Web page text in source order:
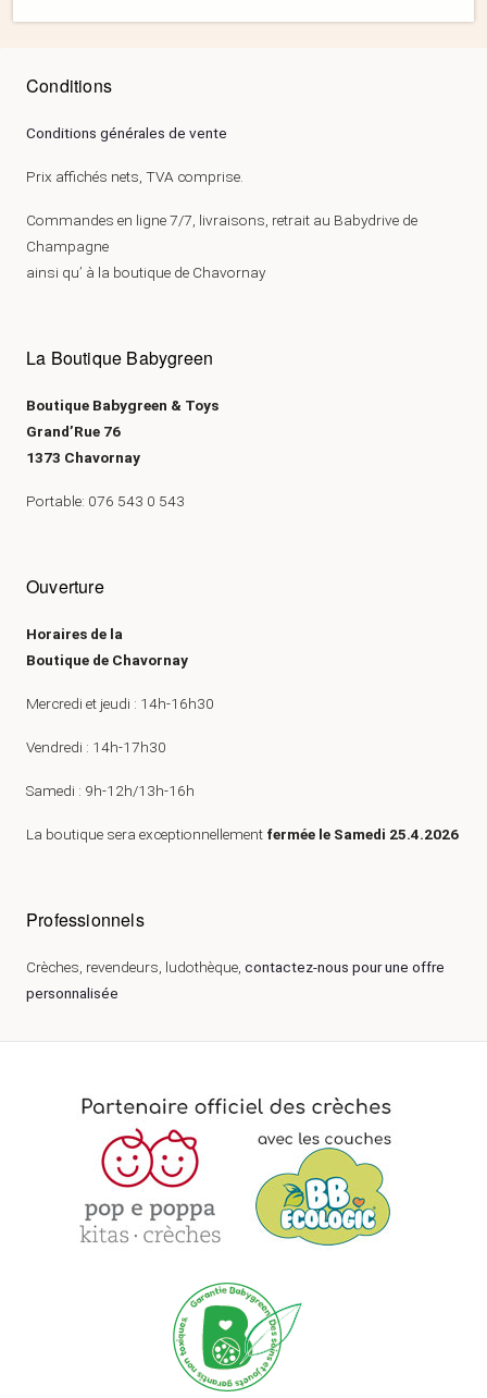
Conditions
Conditions générales de vente
Prix affichés nets, TVA comprise.
Commandes en ligne 7/7, livraisons, retrait au Babydrive de
Champagne
ainsi qu’ à la boutique de Chavornay
La Boutique Babygreen
Boutique Babygreen & Toys
Grand’Rue 76
1373 Chavornay
Portable: 076 543 0 543
Ouverture
Horaires de la
Boutique de Chavornay
Mercredi et jeudi : 14h-16h30
Vendredi : 14h-17h30
Samedi : 9h-12h/13h-16h
La boutique sera exceptionnellement fermée le Samedi 25.4.2026
Professionnels
Crèches, revendeurs, ludothèque, contactez-nous pour une offre
personnalisée